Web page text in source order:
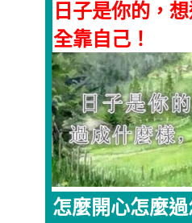
日子是你的，
全靠自己！
怎麼開心怎麼